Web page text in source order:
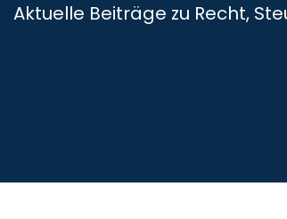
Aktuelle Beiträge zu Recht,